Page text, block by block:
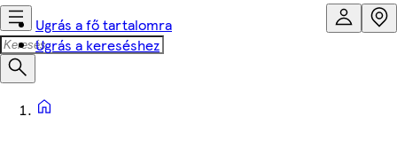
Ugrás a fő tartalomra
Ugrás a kereséshez